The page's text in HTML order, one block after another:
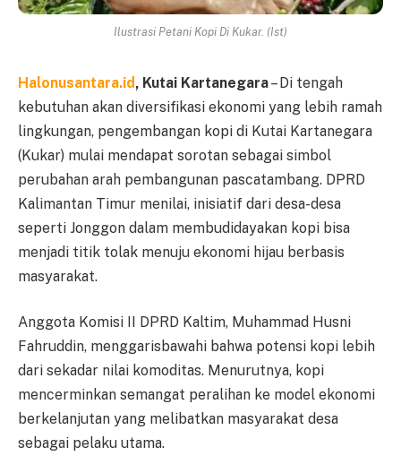
Ilustrasi Petani Kopi Di Kukar. (Ist)
Halonusantara.id, Kutai Kartanegara– Di tengah
kebutuhan akan diversifikasi ekonomi yang lebih ramah
lingkungan, pengembangan kopi di Kutai Kartanegara
(Kukar) mulai mendapat sorotan sebagai simbol
perubahan arah pembangunan pascatambang. DPRD
Kalimantan Timur menilai, inisiatif dari desa-desa
seperti Jonggon dalam membudidayakan kopi bisa
menjadi titik tolak menuju ekonomi hijau berbasis
masyarakat.
Anggota Komisi II DPRD Kaltim, Muhammad Husni
Fahruddin, menggarisbawahi bahwa potensi kopi lebih
dari sekadar nilai komoditas. Menurutnya, kopi
mencerminkan semangat peralihan ke model ekonomi
berkelanjutan yang melibatkan masyarakat desa
sebagai pelaku utama.